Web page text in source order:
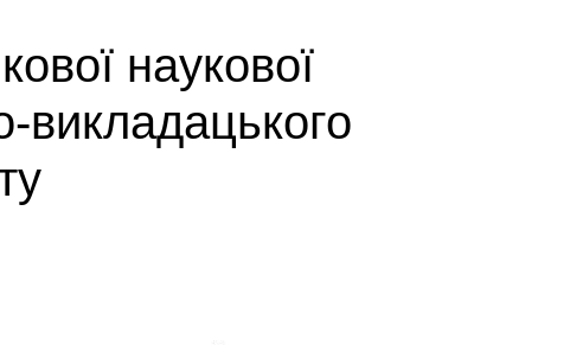
наукової
викладацького